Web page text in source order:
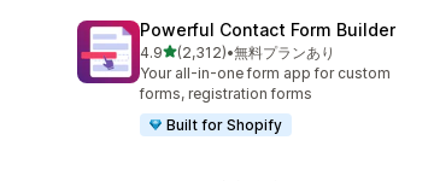
Powerful Contact Form Builder
4.95つ星中
(2,312)
合計レビュー数：2312件
•無料プランあり
Your all-in-one form app for custom
forms, registration forms
Built for Shopify